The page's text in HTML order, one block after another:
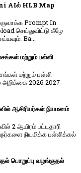
AIல் HLB Map
Prompt In
செய்துவிட்டு கீழே
Ba...
மற்றும் பள்ளி
மற்றும் பள்ளி
அறிக்கை 2026 2027
ஆசிரியர்கள் நியமனம்
2 ஆயிரம் பட்​ட​தாரி
நியமிக்க பள்​ளிக்​கல்​
பொறுப்பு வழங்குதல்